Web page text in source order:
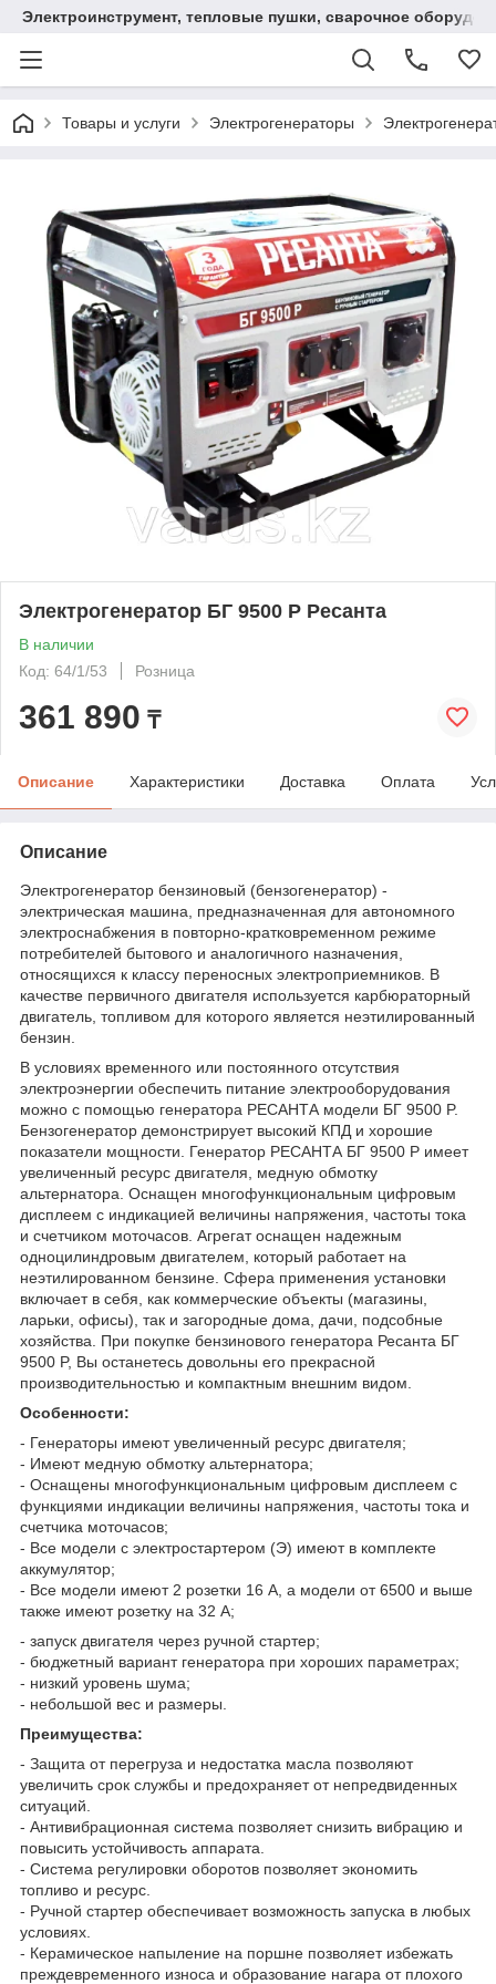
Электроинструмент, тепловые пушки, сварочное
Товары и услуги Электрогенераторы
Электрогенератор БГ 9500 Р Ресанта
В наличии
Код: 64/1/53
Розница
361 890 ₸
Описание Характеристики Доставка Оплата
Описание
Электрогенератор бензиновый (бензогенератор) -
электрическая машина, предназначенная для автономного
электроснабжения в повторно-кратковременном режиме
потребителей бытового и аналогичного назначения,
относящихся к классу переносных электроприемников. В
качестве первичного двигателя используется карбюраторный
двигатель, топливом для которого является неэтилированный
бензин.
В условиях временного или постоянного отсутствия
электроэнергии обеспечить питание электрооборудования
можно с помощью генератора РЕСАНТА модели БГ 9500 P.
Бензогенератор демонстрирует высокий КПД и хорошие
показатели мощности. Генератор РЕСАНТА БГ 9500 P имеет
увеличенный ресурс двигателя, медную обмотку
альтернатора. Оснащен многофункциональным цифровым
дисплеем с индикацией величины напряжения, частоты тока
и счетчиком моточасов. Агрегат оснащен надежным
одноцилиндровым двигателем, который работает на
неэтилированном бензине. Сфера применения установки
включает в себя, как коммерческие объекты (магазины,
ларьки, офисы), так и загородные дома, дачи, подсобные
хозяйства. При покупке бензинового генератора Ресанта БГ
9500 P, Вы останетесь довольны его прекрасной
производительностью и компактным внешним видом.
Особенности:
- Генераторы имеют увеличенный ресурс двигателя;
- Имеют медную обмотку альтернатора;
- Оснащены многофункциональным цифровым дисплеем с
функциями индикации величины напряжения, частоты тока и
счетчика моточасов;
- Все модели с электростартером (Э) имеют в комплекте
аккумулятор;
- Все модели имеют 2 розетки 16 А, а модели от 6500 и выше
также имеют розетку на 32 А;
- запуск двигателя через ручной стартер;
- бюджетный вариант генератора при хороших параметрах;
- низкий уровень шума;
- небольшой вес и размеры.
Преимущества:
- Защита от перегруза и недостатка масла позволяют
увеличить срок службы и предохраняет от непредвиденных
ситуаций.
- Антивибрационная система позволяет снизить вибрацию и
повысить устойчивость аппарата.
- Система регулировки оборотов позволяет экономить
топливо и ресурс.
- Ручной стартер обеспечивает возможность запуска в любых
условиях.
- Керамическое напыление на поршне позволяет избежать
преждевременного износа и образование нагара от плохого